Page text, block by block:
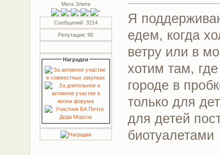
Мега Элита
Сообщений: 3214
Репутация: 90
Наградки
Я
едем, когда
ветру или в
хотим там,
городе в
только для
для детей